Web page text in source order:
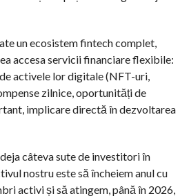
un ecosistem fintech complet,
accesa servicii financiare flexibile:
activele lor digitale (NFT-uri,
zilnice, oportunități de
implicare directă în dezvoltarea
câteva sute de investitori în
nostru este să încheiem anul cu
activi și să atingem, până în 2026,